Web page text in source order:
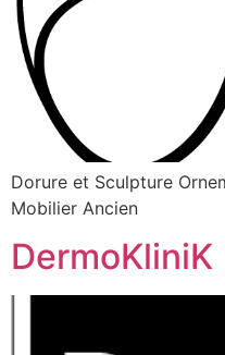
Dorure et Sculpture
Mobilier Ancien
DermoKliniK